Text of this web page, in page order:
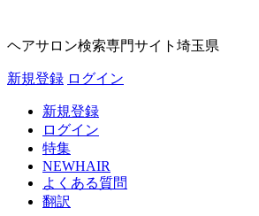
ヘアサロン検索専門サイト 埼玉県
新規登録 ログイン
新規登録
ログイン
特集
NEWHAIR
よくある質問
翻訳